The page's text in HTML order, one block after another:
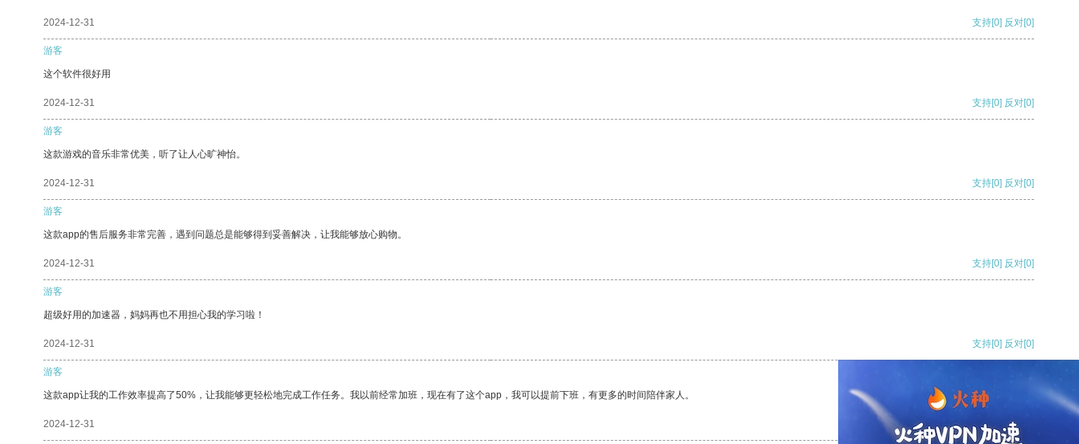
2024-12-31 支持[0] 反对[0]
游客
这个软件很好用
2024-12-31 支持[0] 反对[0]
游客
这款游戏的音乐非常优美，听了让人心旷神怡。
2024-12-31 支持[0] 反对[0]
游客
这款app的售后服务非常完善，遇到问题总是能够得到妥善解决，让我能够放心购物。
2024-12-31 支持[0] 反对[0]
游客
超级好用的加速器，妈妈再也不用担心我的学习啦！
2024-12-31 支持[0] 反对[0]
游客
这款app让我的工作效率提高了50%，让我能够更轻松地完成工作任务。我以前经常加班，现在有了这个app，我可以提前下班，有更多的时间陪伴家人。
2024-12-31 支持 反对